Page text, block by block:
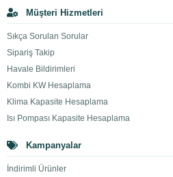
Müşteri Hizmetleri
Sıkça Sorulan Sorular
Sipariş Takip
Havale Bildirimleri
Kombi KW Hesaplama
Klima Kapasite Hesaplama
Isı Pompası Kapasite Hesaplama
Kampanyalar
İndirimli Ürünler